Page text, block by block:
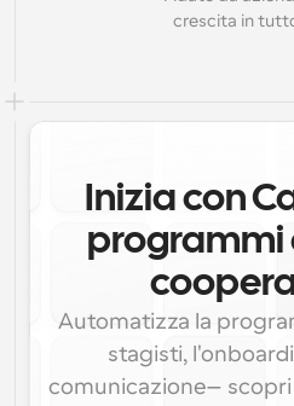
crescita in
Inizia con
programmi
Automatizza la
stagisti,
comunicazione—scopri